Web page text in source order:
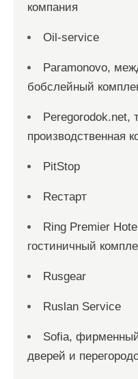
компания
Oil-service
Paramonovo,
бобслейный
Peregorodok.net,
производственная
PitStop
Reстарт
Ring Premier
гостиничный
Rusgear
Ruslan Service
Sofia,
дверей и